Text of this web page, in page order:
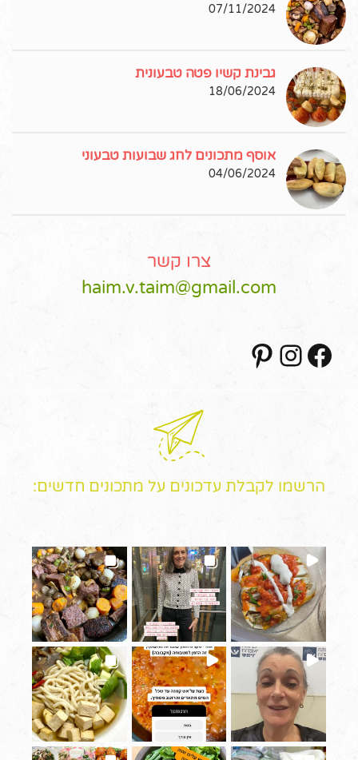
07/11/2024
גבינת קשיו פטה טבעונית
18/06/2024
אוסף מתכונים לחג שבועות טבעוני
04/06/2024
צרו קשר
haim.v.taim@gmail.com
Facebook
Instagram
הרשמו לקבלת עדכונים על מתכונים חדשים: